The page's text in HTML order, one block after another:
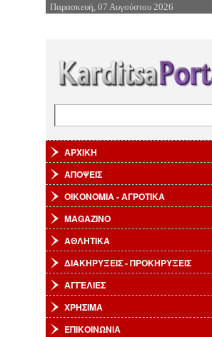
Επιστροφή στην Πλοήγηση
Παρασκευή, 07 Αυγούστου 2026
ΑΡΧΙΚΗ
ΑΠΟΨΕΙΣ
ΟΙΚΟΝΟΜΙΑ - ΑΓΡΟΤΙΚΑ
MAGAZINO
ΑΘΛΗΤΙΚΑ
ΔΙΑΚΗΡΥΞΕΙΣ - ΠΡΟΚΗΡΥΞΕΙΣ
ΑΓΓΕΛΙΕΣ
ΧΡΗΣΙΜΑ
ΕΠΙΚΟΙΝΩΝΙΑ